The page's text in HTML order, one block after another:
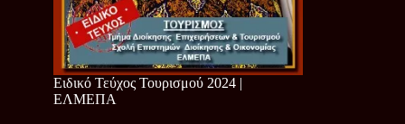
Ειδικό Τεύχος Τουρισμού 2024 |
ΕΛΜΕΠΑ